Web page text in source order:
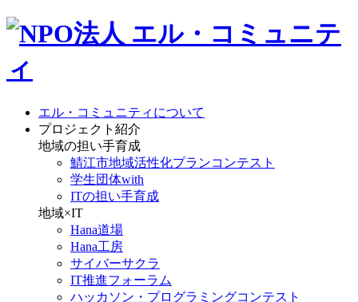
エル・コミュニティについて
プロジェクト紹介
地域の担い手育成
鯖江市地域活性化プランコンテスト
学生団体with
ITの担い手育成
地域×IT
Hana道場
Hana工房
サイバーサクラ
IT推進フォーラム
ハッカソン・プログラミングコンテスト